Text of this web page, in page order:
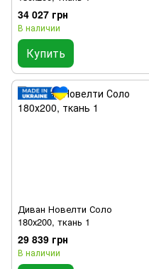
34 027 грн
В наличии
Купить
Диван Новелти Соло
180х200, ткань 1
29 839 грн
В наличии